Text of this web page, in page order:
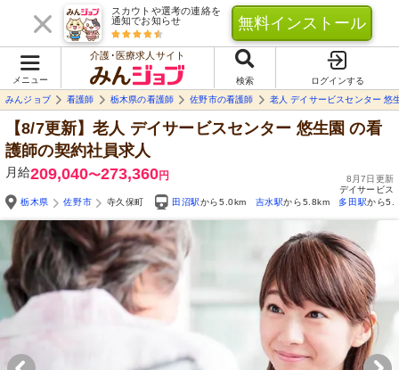
スカウトや選考の連絡を
通知でお知らせ
無料インストール
メニュー
介護･医療求人サイト
検索
ログインする
みんジョブ
看護師 栃木県の看護師 佐野市の看護師 老人 デイサービスセンター 悠
【8/7更新】老人 デイサービスセンター 悠生園 の看
護師の契約社員求人
月給209,040〜273,360円
8月7日更新
デイサービス
栃木県
佐野市 寺久保町 田沼駅から5.0km 吉水駅から5.8km 多田駅から